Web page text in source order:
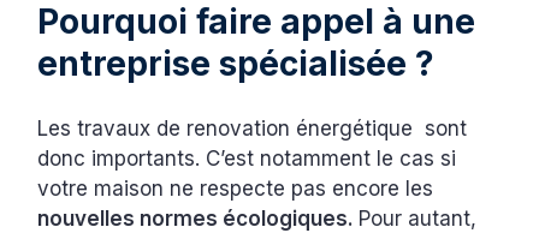
Pourquoi faire appel à une
entreprise spécialisée ?
Les travaux de renovation énergétique sont
donc importants. C’est notamment le cas si
votre maison ne respecte pas encore les
nouvelles normes écologiques. Pour autant,